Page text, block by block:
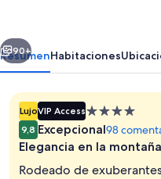
Siguiente
90+
ResumenHabitaciones
LujoVIP AccessAlojamiento
de
4.0 estrellas
9,8 Excepcional98
Elegancia en la
Rodeado de